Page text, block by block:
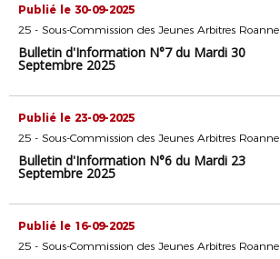
Publié le 30-09-2025
25 - Sous-Commission des Jeunes Arbitres Roanne
Bulletin d'Information N°7 du Mardi 30
Septembre 2025
Publié le 23-09-2025
25 - Sous-Commission des Jeunes Arbitres Roanne
Bulletin d'Information N°6 du Mardi 23
Septembre 2025
Publié le 16-09-2025
25 - Sous-Commission des Jeunes Arbitres Roanne